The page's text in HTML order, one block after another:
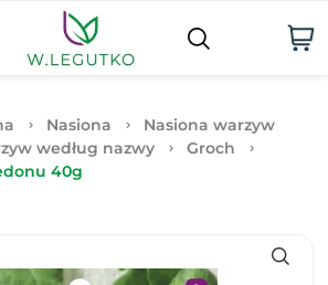
Nasiona
Nasiona warzyw
według nazwy
Groch
40g